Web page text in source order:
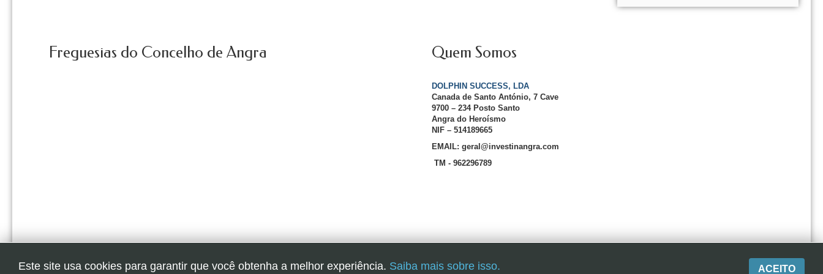
Freguesias do Concelho de Angra Quem Somos
DOLPHIN SUCCESS, LDA
Canada de Santo António, 7 Cave
9700 – 234 Posto Santo
Angra do Heroísmo
NIF – 514189665
EMAIL: geral@investinangra.com
TM - 962296789
Este site usa cookies para garantir que você obtenha a melhor experiência. Saiba mais sobre isso. ACEITO